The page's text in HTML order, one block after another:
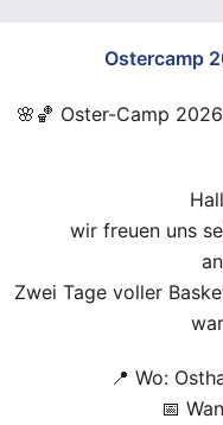
Ostercamp
🌸🏀 Oster-Camp
wir freuen uns
Zwei Tage voller
📍 Wo:
📅